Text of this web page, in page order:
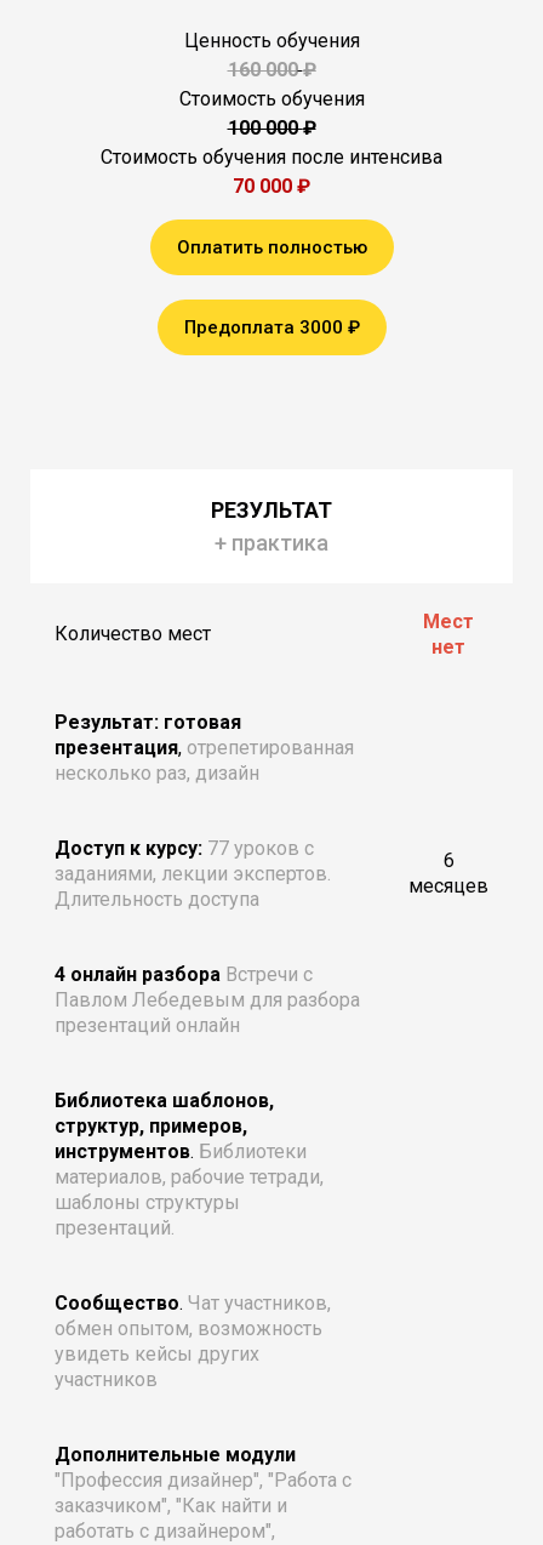
Ценность обучения
160 000 ₽
Стоимость обучения
100 000₽
Стоимость обучения после интенсива
70 000 ₽
Оплатить полностью
Предоплата 3000 ₽
РЕЗУЛЬТАТ
+ практика
Количество мест
Мест
нет
Результат: готовая
презентация, отрепетированная
несколько раз, дизайн
Доступ к курсу: 77 уроков с
заданиями, лекции экспертов.
Длительность доступа
6
месяцев
4 онлайн разбора Встречи с
Павлом Лебедевым для разбора
презентаций онлайн
Библиотека шаблонов,
структур, примеров,
инструментов. Библиотеки
материалов, рабочие тетради,
шаблоны структуры
презентаций.
Сообщество. Чат участников,
обмен опытом, возможность
увидеть кейсы других
участников
Дополнительные модули
"Профессия дизайнер", "Работа с
заказчиком", "Как найти и
работать с дизайнером",